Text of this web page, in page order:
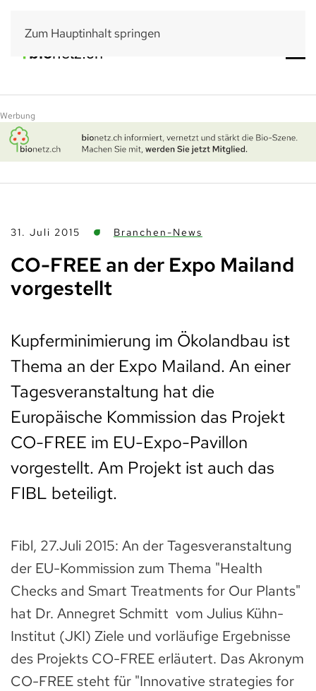
Zum Hauptinhalt springen
Werbung
31. Juli 2015 Branchen-News
CO-FREE an der Expo Mailand
vorgestellt
Kupferminimierung im Ökolandbau ist
Thema an der Expo Mailand. An einer
Tagesveranstaltung hat die
Europäische Kommission das Projekt
CO-FREE im EU-Expo-Pavillon
vorgestellt. Am Projekt ist auch das
FIBL beteiligt.
Fibl, 27.Juli 2015: An der Tagesveranstaltung
der EU-Kommission zum Thema "Health
Checks and Smart Treatments for Our Plants"
hat Dr. Annegret Schmitt vom Julius Kühn-
Institut (JKI) Ziele und vorläufige Ergebnisse
des Projekts CO-FREE erläutert. Das Akronym
CO-FREE steht für "Innovative strategies for